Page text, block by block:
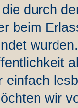
durch
beim
einfach
wir